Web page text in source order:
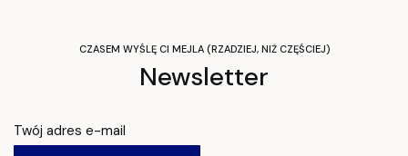
CZASEM WYŚLĘ CI MEJLA (RZADZIEJ, NIŻ CZĘŚCIEJ)
Newsletter
Twój adres e-mail